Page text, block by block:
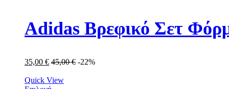
Adidas Βρεφικό Σετ
35,00 € 45,00€ -22%
Quick View